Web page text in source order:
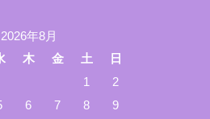
2026年8月
木 金 土
日
1
2
6 7 8
9